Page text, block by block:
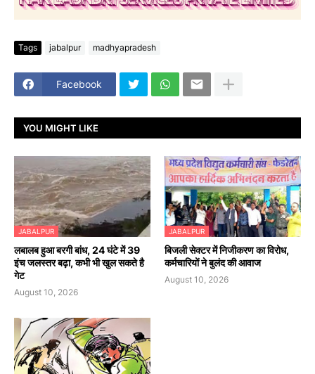
Tags jabalpur madhyapradesh
Facebook
YOU MIGHT LIKE
JABALPUR
लबालब हुआ बरगी बांध, 24 घंटे में 39
इंच जलस्तर बढ़ा, कभी भी खुल सकते है
गेट
August 10, 2026
JABALPUR
बिजली सेक्टर में निजीकरण का विरोध,
कर्मचारियों ने बुलंद की आवाज
August 10, 2026